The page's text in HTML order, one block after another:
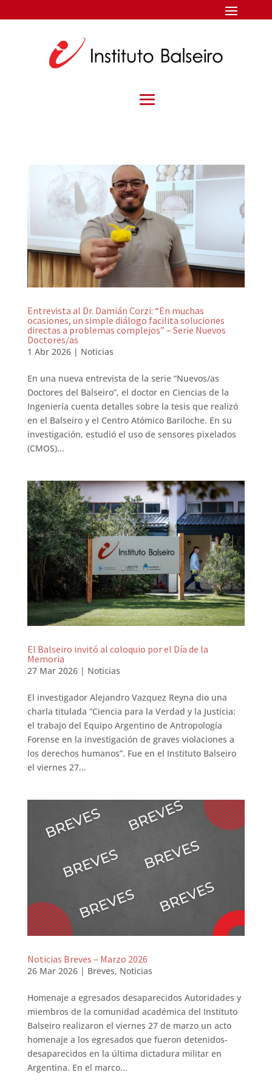
Entrevista al Dr. Damián Corzi: “En muchas
ocasiones, un simple diálogo facilita soluciones
directas a problemas complejos” – Serie Nuevos
Doctores/as
1 Abr 2026| Noticias
En una nueva entrevista de la serie “Nuevos/as
Doctores del Balseiro”, el doctor en Ciencias de la
Ingeniería cuenta detalles sobre la tesis que realizó
en el Balseiro y el Centro Atómico Bariloche. En su
investigación, estudió el uso de sensores pixelados
(CMOS)...
El Balseiro invitó al coloquio por el Día de la
Memoria
27 Mar 2026| Noticias
El investigador Alejandro Vazquez Reyna dio una
charla titulada “Ciencia para la Verdad y la Justicia:
el trabajo del Equipo Argentino de Antropología
Forense en la investigación de graves violaciones a
los derechos humanos”. Fue en el Instituto Balseiro
el viernes 27...
Noticias Breves – Marzo 2026
26 Mar 2026| Breves, Noticias
Homenaje a egresados desaparecidos Autoridades y
miembros de la comunidad académica del Instituto
Balseiro realizaron el viernes 27 de marzo un acto
homenaje a los egresados que fueron detenidos-
desaparecidos en la última dictadura militar en
Argentina. En el marco...